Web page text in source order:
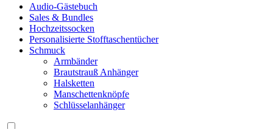
Audio-Gästebuch
Sales & Bundles
Hochzeitssocken
Personalisierte Stofftaschentücher
Schmuck
Armbänder
Brautstrauß Anhänger
Halsketten
Manschettenknöpfe
Schlüsselanhänger